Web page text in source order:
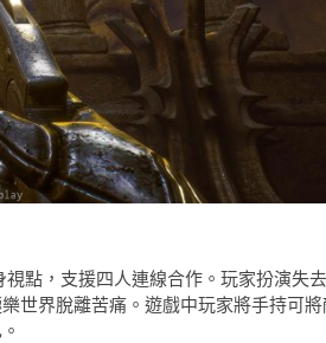
視點，支援四人連線合作。玩家扮演失去
世界脫離苦痛。遊戲中玩家將手持可